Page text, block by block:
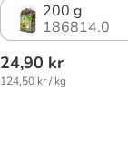
200 g
186814.0
24,90 kr
124,50 kr / kg